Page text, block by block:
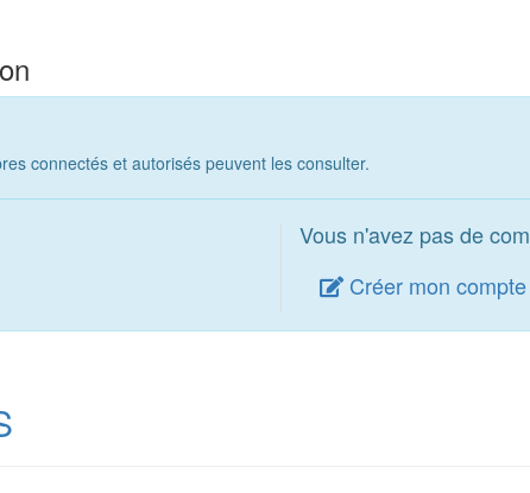
connectés et autorisés peuvent les consulter.
Vous n'avez pas de
Créer mon compte